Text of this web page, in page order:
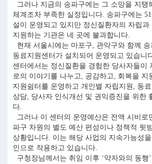
그러나 지금의 송파구에는 그 소망을 지탱
체계조차 부족한 실정입니다. 송파구에는
설이 운영되고 있지만 정신질환자의 자립과
지원하는 기관은 네 곳에 불과합니다.
현재 서울시에는 마포구, 관악구와 함께 송
동료지원센터가 설치되어 운영되고 있습니
센터에서는 정신질환을 경험한 당사자들이
로의 이야기를 나누고, 공감하고, 회복을 지
지원쉼터를 운영하고 개인별 자립지원, 동
상담, 당사자 인식개선 및 권익증진을 위한
다.
그러나 이 센터의 운영예산은 전액 시비로
파구 차원의 별도 예산 편성이나 정책적 뒷
상황입니다. 이는 해당 사업의 지속가능성
인으로 작용하고 있습니다.
구청장님께서는 취임 이후 ‘약자와의 동행